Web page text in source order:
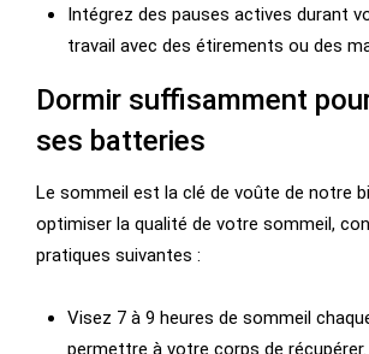
Intégrez des pauses actives durant
travail avec des étirements ou des
Dormir suffisamment
ses batteries
Le sommeil est la clé de voûte de notre
optimiser la qualité de votre sommeil,
pratiques suivantes :
Visez 7 à 9 heures de sommeil
permettre à votre corps de récupérer.